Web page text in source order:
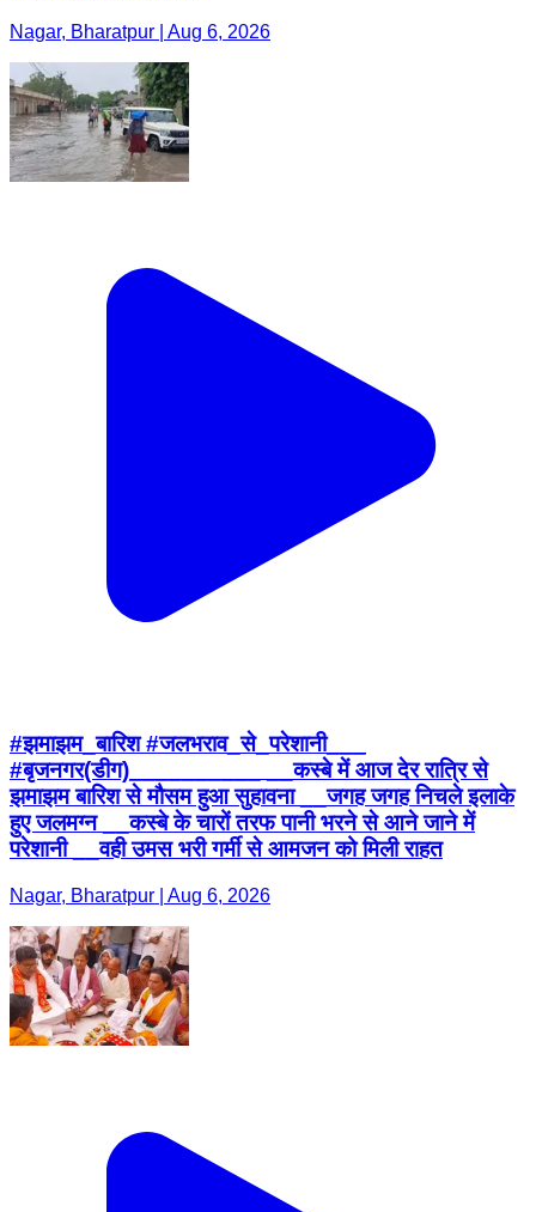
Nagar, Bharatpur | Aug 6, 2026
#झमाझम_बारिश #जलभराव_से_परेशानी___
#बृजनगर(डीग)__________ __कस्बे में आज देर रात्रि से
झमाझम बारिश से मौसम हुआ सुहावना __जगह जगह निचले इलाके
हुए जलमग्न __कस्बे के चारों तरफ पानी भरने से आने जाने में
परेशानी __वही उमस भरी गर्मी से आमजन को मिली राहत
Nagar, Bharatpur | Aug 6, 2026